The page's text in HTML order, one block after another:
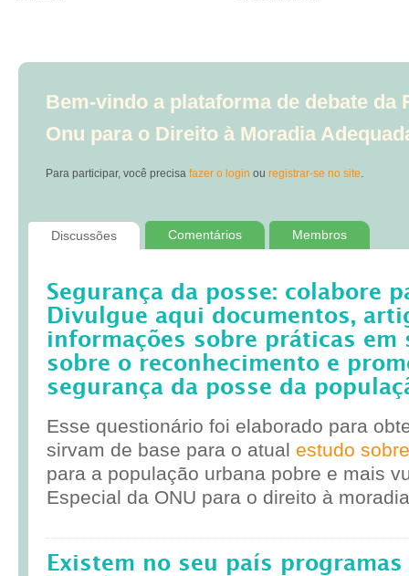
Bem-vindo a plataforma de debate da
Onu para o Direito à Moradia
Para participar, você precisa fazer o login ou registrar-se no site.
Discussões Comentários Membros
Segurança da posse: colabore
Divulgue aqui documentos,
informações sobre práticas em
sobre o reconhecimento e
segurança da posse da
Esse questionário foi elaborado para
sirvam de base para o atual estudo
para a população urbana pobre e mais
Especial da ONU para o direito à
Existem no seu país